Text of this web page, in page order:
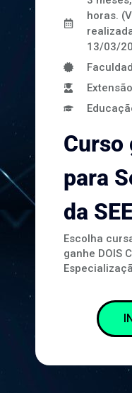
3
horas.
13/03/
Extensão
para
da
Escolha
ganhe DOIS